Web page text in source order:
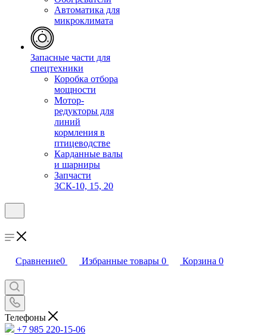
Автоматика для
микроклимата
Запасные части для
спецтехники
Коробка отбора
мощности
Мотор-
редукторы для
линий
кормления в
птицеводстве
Карданные валы
и шарниры
Запчасти
ЗСК-10, 15, 20
Сравнение0 Избранные товары 0 Корзина 0
Телефоны
+7 985 220-15-06